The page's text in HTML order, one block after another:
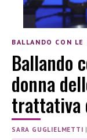
BALLANDO CON LE
Ballando
donna
trattativa
SARA GUGLIELMETTI |